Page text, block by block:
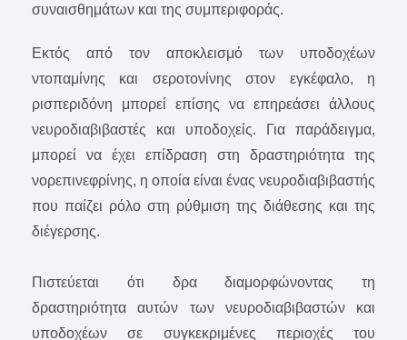
συναισθημάτων και της συμπεριφοράς.
Εκτός από τον αποκλεισμό των υποδοχέων
ντοπαμίνης και σεροτονίνης στον εγκέφαλο, η
ρισπεριδόνη μπορεί επίσης να επηρεάσει άλλους
νευροδιαβιβαστές και υποδοχείς. Για παράδειγμα,
μπορεί να έχει επίδραση στη δραστηριότητα της
νορεπινεφρίνης, η οποία είναι ένας νευροδιαβιβαστής
που παίζει ρόλο στη ρύθμιση της διάθεσης και της
διέγερσης.
Πιστεύεται ότι δρα διαμορφώνοντας τη
δραστηριότητα αυτών των νευροδιαβιβαστών και
υποδοχέων σε συγκεκριμένες περιοχές του